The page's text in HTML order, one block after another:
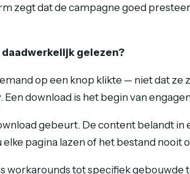
zegt dat de campagne goed
gelezen?
op een knop klikte — niet dat ze
download is het begin van
gebeurt. De content belandt
pagina lazen of het bestand nooit
tot specifiek gebouwde